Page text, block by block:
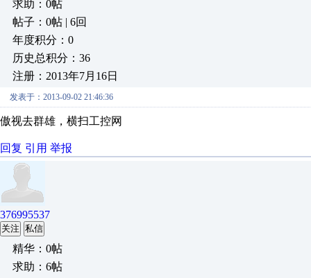
求助：0帖
帖子：0帖 | 6回
年度积分：0
历史总积分：36
注册：2013年7月16日
发表于：2013-09-02 21:46:36
傲视去群雄，横扫工控网
回复 引用 举报
376995537
关注 私信
精华：0帖
求助：6帖